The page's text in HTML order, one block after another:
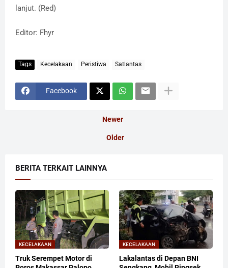
lanjut. (Red)
Editor: Fhyr
Tags Kecelakaan Peristiwa Satlantas
Facebook
Newer
Older
BERITA TERKAIT LAINNYA
KECELAKAAN
Truk Serempet Motor di
KECELAKAAN
Lakalantas di Depan BNI